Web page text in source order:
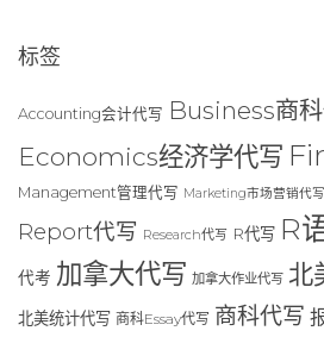
标签
Accounting会计代写 Business商
Economics经济学代写
Management管理代写 Marketing市场营销代写
Report代写 Research代写 R代写 R
代考 加拿大代写 加拿大作业代写 北
北美统计代写 商科Essay代写 商科代写